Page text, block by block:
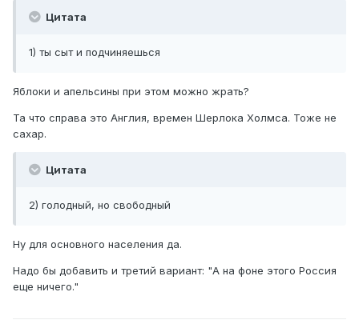
Цитата
1) ты сыт и подчиняешься
Яблоки и апельсины при этом можно жрать?
Та что справа это Англия, времен Шерлока Холмса. Тоже не
сахар.
Цитата
2) голодный, но свободный
Ну для основного населения да.
Надо бы добавить и третий вариант: "А на фоне этого Россия
еще ничего."